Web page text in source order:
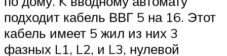
подходит кабель ВВГ 5 на 16. Этот
кабель имеет 5 жил из них 3
фазных L1, L2, и L3, нулевой